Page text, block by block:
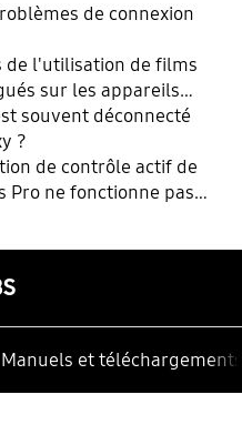
de connexion
de l'utilisation de films
sur les appareils
souvent déconnecté
?
de contrôle actif de
Pro ne fonctionne pas
Manuels et téléchargements